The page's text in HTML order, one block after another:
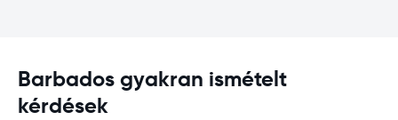
Barbados gyakran ismételt
kérdések